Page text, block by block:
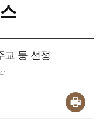
교 등 선정